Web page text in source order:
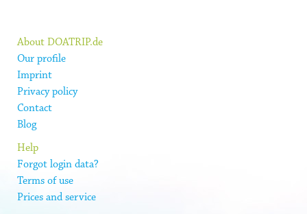
About DOATRIP.de
Our profile
Imprint
Privacy policy
Contact
Blog
Help
Forgot login data?
Terms of use
Prices and service